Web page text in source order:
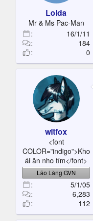
Lolda
Mr & Ms Pac-Man
16/1/11
184
0
witfox
<font
COLOR="indigo">Kho
ái ăn nho tím</font>
Lão Làng GVN
5/1/05
6,283
112